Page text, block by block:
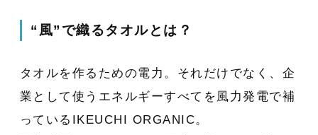
“風”で織るタオルとは？
タオルを作るための電力。それだけでなく、企
業として使うエネルギーすべてを風力発電で補
っているIKEUCHI ORGANIC。